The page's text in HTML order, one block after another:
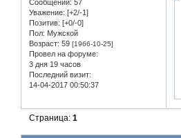
Сообщений: 57
Уважение: [+2/-1]
Позитив: [+0/-0]
Пол: Мужской
Возраст: 59 [1966-10-25]
Провел на форуме:
3 дня 19 часов
Последний визит:
14-04-2017 00:50:37
Страница:1